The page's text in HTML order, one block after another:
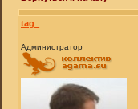
tag_
Администратор